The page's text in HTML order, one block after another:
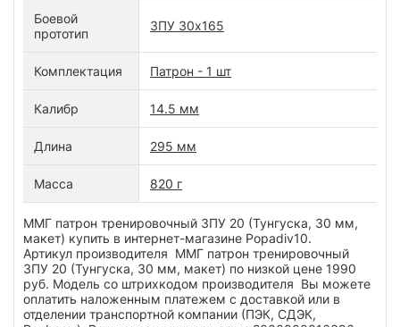
Боевой
прототип
ЗПУ 30х165
Комплектация Патрон - 1 шт
Калибр 14.5 мм
Длина 295 мм
Масса 820 г
ММГ патрон тренировочный ЗПУ 20 (Тунгуска, 30 мм,
макет) купить в интернет-магазине Popadiv10.
Артикул производителя ММГ патрон тренировочный
ЗПУ 20 (Тунгуска, 30 мм, макет) по низкой цене 1990
руб. Модель со штрихкодом производителя Вы можете
оплатить наложенным платежем с доставкой или в
отделении транспортной компании (ПЭК, СДЭК,